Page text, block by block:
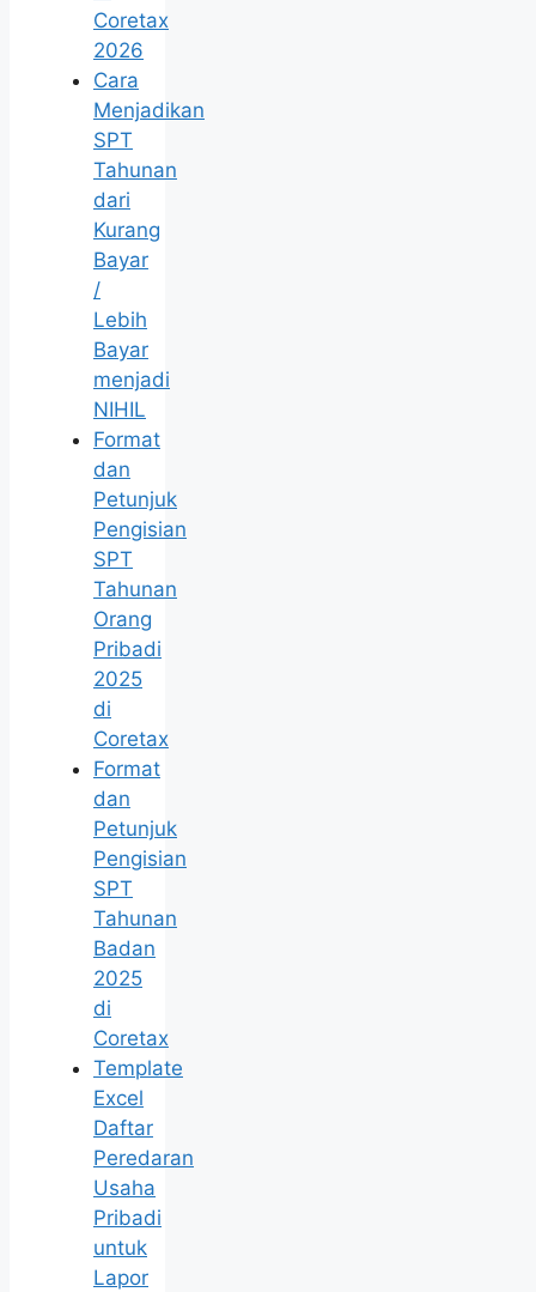
Coretax
2026
Cara
Menjadikan
SPT
Tahunan
dari
Kurang
Bayar
/
Lebih
Bayar
menjadi
NIHIL
Format
dan
Petunjuk
Pengisian
SPT
Tahunan
Orang
Pribadi
2025
di
Coretax
Format
dan
Petunjuk
Pengisian
SPT
Tahunan
Badan
2025
di
Coretax
Template
Excel
Daftar
Peredaran
Usaha
Pribadi
untuk
Lapor